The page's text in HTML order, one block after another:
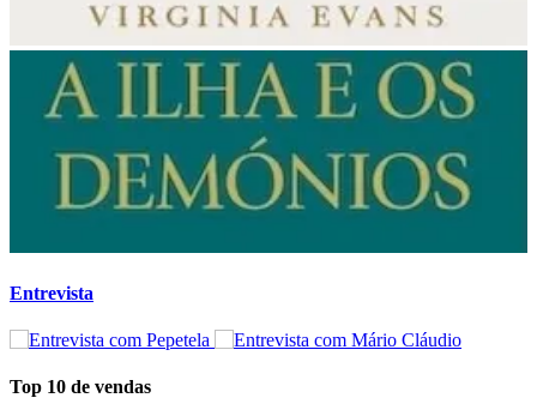
Entrevista
Top 10 de vendas